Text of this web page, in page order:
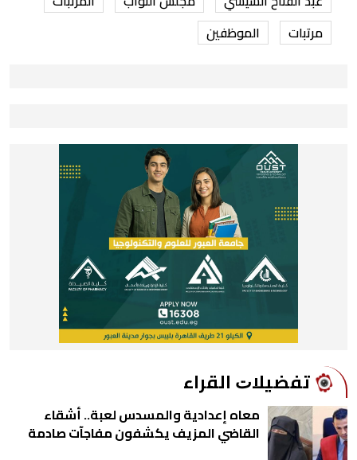
مرتبات
الموظفين
ﺗﻔﻀﻴﻼﺕ اﻟﻘﺮاء
معاه إعدادية والمسدس لعبة.. أشقاء
القاضي المزيف يكشفون مفاجآت صادمة